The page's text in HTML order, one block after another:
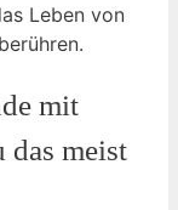
Leben von
mit
das meist